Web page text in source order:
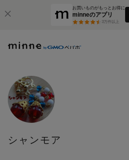
お買いものがもっとお得に
minneのアプリ
3万件以上
シャンモア